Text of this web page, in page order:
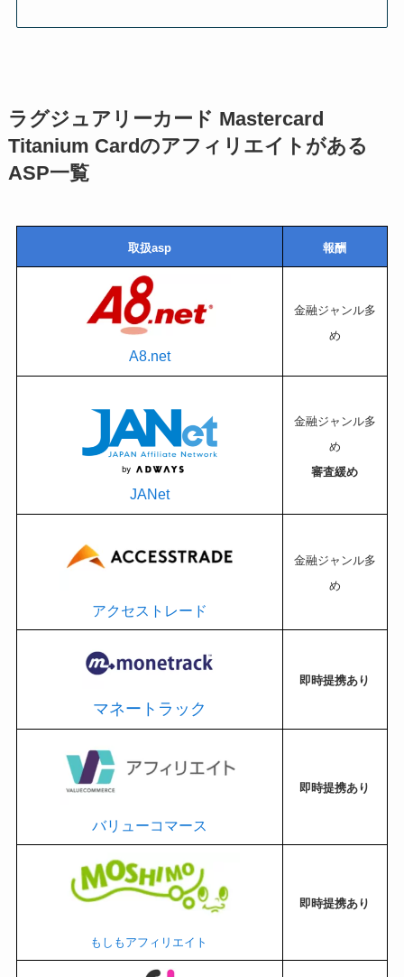
ラグジュアリーカード Mastercard
Titanium Cardのアフィリエイトがある
ASP一覧
取扱asp 報酬
A8.net
金融ジャンル多
め
JANet
金融ジャンル多
め
審査緩め
アクセストレード
金融ジャンル多
め
マネートラック
即時提携あり
バリューコマース
即時提携あり
もしもアフィリエイト
即時提携あり